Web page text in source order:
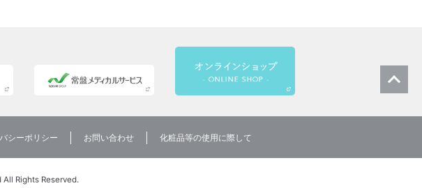
シーポリシー お問い合わせ 化粧品等の使用に際して
Rights Reserved.